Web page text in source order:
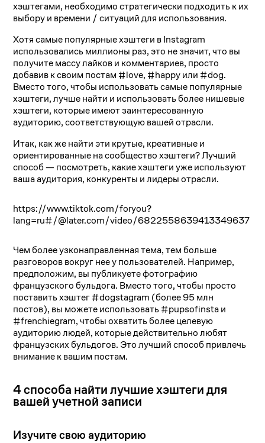
хэштегами, необходимо стратегически подходить к их
выбору и времени / ситуаций для использования.
Хотя самые популярные хэштеги в Instagram
использовались миллионы раз, это не значит, что вы
получите массу лайков и комментариев, просто
добавив к своим постам #love, #happy или #dog.
Вместо того, чтобы использовать самые популярные
хэштеги, лучше найти и использовать более нишевые
хэштеги, которые имеют заинтересованную
аудиторию, соответствующую вашей отрасли.
Итак, как же найти эти крутые, креативные и
ориентированные на сообщество хэштеги? Лучший
способ — посмотреть, какие хэштеги уже используют
ваша аудитория, конкуренты и лидеры отрасли.
https://www.tiktok.com/foryou?
lang=ru#/@later.com/video/6822558639413349637
Чем более узконаправленная тема, тем больше
разговоров вокруг нее у пользователей. Например,
предположим, вы публикуете фотографию
французского бульдога. Вместо того, чтобы просто
поставить хэштег #dogstagram (более 95 млн
постов), вы можете использовать #pupsofinsta и
#frenchiegram, чтобы охватить более целевую
аудиторию людей, которые действительно любят
французских бульдогов. Это лучший способ привлечь
внимание к вашим постам.
4 способа найти лучшие хэштеги для
вашей учетной записи
Изучите свою аудиторию